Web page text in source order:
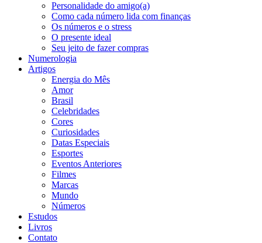
Personalidade do amigo(a)
Como cada número lida com finanças
Os números e o stress
O presente ideal
Seu jeito de fazer compras
Numerologia
Artigos
Energia do Mês
Amor
Brasil
Celebridades
Cores
Curiosidades
Datas Especiais
Esportes
Eventos Anteriores
Filmes
Marcas
Mundo
Números
Estudos
Livros
Contato